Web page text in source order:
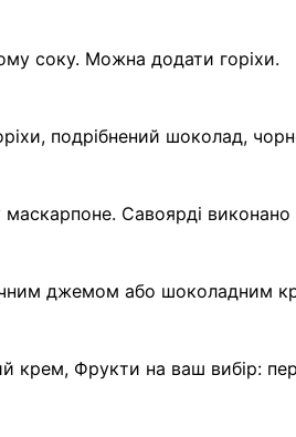
соку. Можна додати горіхи.
подрібнений шоколад,
Савоярді
джемом або шоколадним
крем, Фрукти на ваш вибір: